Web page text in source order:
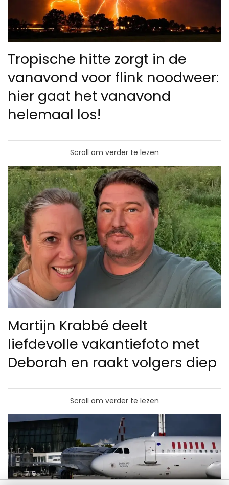
Tropische hitte zorgt in de
vanavond voor flink noodweer:
hier gaat het vanavond
helemaal los!
Scroll om verder te lezen
Martijn Krabbé deelt
liefdevolle vakantiefoto met
Deborah en raakt volgers diep
Scroll om verder te lezen